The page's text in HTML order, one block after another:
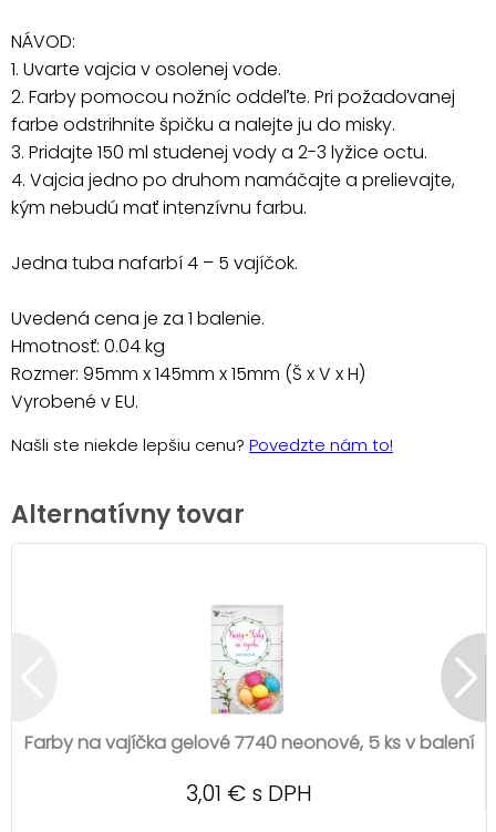
NÁVOD:
1. Uvarte vajcia v osolenej vode.
2. Farby pomocou nožníc oddeľte. Pri požadovanej
farbe odstrihnite špičku a nalejte ju do misky.
3. Pridajte 150 ml studenej vody a 2-3 lyžice octu.
4. Vajcia jedno po druhom namáčajte a prelievajte,
kým nebudú mať intenzívnu farbu.
Jedna tuba nafarbí 4 – 5 vajíčok.
Uvedená cena je za 1 balenie.
Hmotnosť: 0.04 kg
Rozmer: 95mm x 145mm x 15mm (Š x V x H)
Vyrobené v EU.
Našli ste niekde lepšiu cenu? Povedzte nám to!
Alternatívny tovar
Farby na vajíčka gelové 7740 neonové, 5 ks v balení
3,01 € s DPH